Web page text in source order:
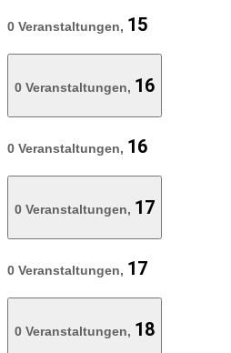
0 Veranstaltungen, 15
0 Veranstaltungen, 16
0 Veranstaltungen, 16
0 Veranstaltungen, 17
0 Veranstaltungen, 17
0 Veranstaltungen, 18